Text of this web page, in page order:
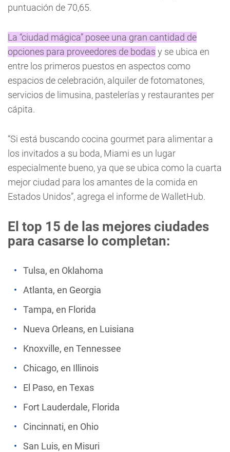
puntuación de 70,65.
La “ciudad mágica” posee una gran cantidad de
opciones para proveedores de bodas y se ubica en
entre los primeros puestos en aspectos como
espacios de celebración, alquiler de fotomatones,
servicios de limusina, pastelerías y restaurantes per
cápita.
“Si está buscando cocina gourmet para alimentar a
los invitados a su boda, Miami es un lugar
especialmente bueno, ya que se ubica como la cuarta
mejor ciudad para los amantes de la comida en
Estados Unidos”, agrega el informe de WalletHub.
El top 15 de las mejores ciudades
para casarse lo completan:
Tulsa, en Oklahoma
Atlanta, en Georgia
Tampa, en Florida
Nueva Orleans, en Luisiana
Knoxville, en Tennessee
Chicago, en Illinois
El Paso, en Texas
Fort Lauderdale, Florida
Cincinnati, en Ohio
San Luis, en Misuri